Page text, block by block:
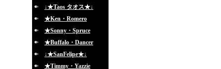
↓★Taos タオス★↓
★Ken・Romero
★Sonny・Spruce
★Buffalo・Dancer
↓★SanFelipe★↓
★Timmy・Yazzie